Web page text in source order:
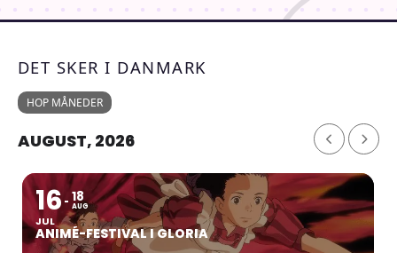
DET SKER I DANMARK
HOP MÅNEDER
AUGUST, 2026
16
JUL
18
AUG
ANIMÉ-FESTIVAL I GLORIA